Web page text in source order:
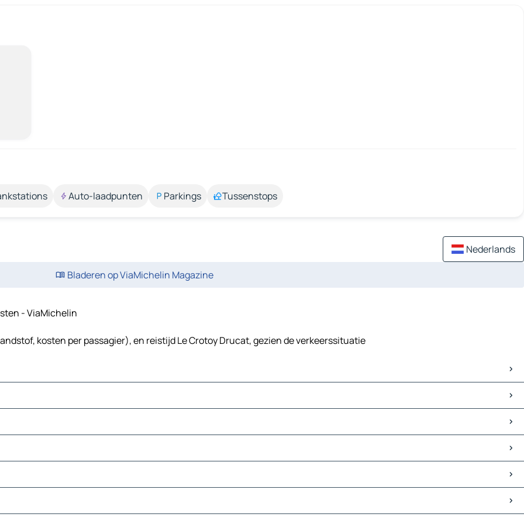
Auto-laadpunten Parkings Tussenstops
Nederlands
Bladeren op ViaMichelin Magazine
- ViaMichelin
kosten per passagier), en reistijd Le Crotoy Drucat, gezien de verkeerssituatie